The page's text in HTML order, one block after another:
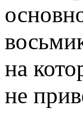
на
не